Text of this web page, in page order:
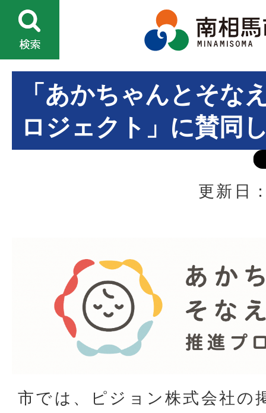
「あかちゃんとそな
ロジェクト」に賛同
更新日
市では、ピジョン株式会社の